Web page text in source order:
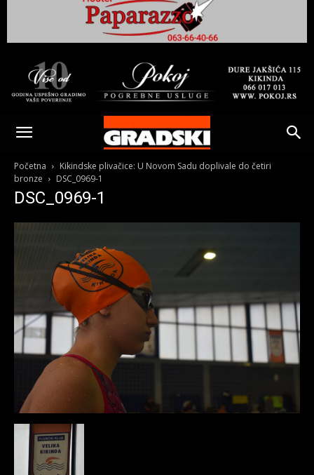
Gradski
Online
Kikinda
Početna
Kikindske plivačice: U Novom Sadu doplivale do četiri
bronze
DSC_0969-1
DSC_0969-1